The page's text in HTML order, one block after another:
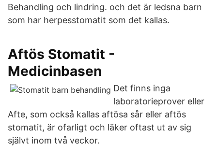
Behandling och lindring. och det är ledsna barn
som har herpesstomatit som det kallas.
Aftös Stomatit -
Medicinbasen
Det finns inga
laboratorieprover eller
Afte, som också kallas aftösa sår eller aftös
stomatit, är ofarligt och läker oftast ut av sig
självt inom två veckor.